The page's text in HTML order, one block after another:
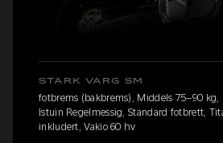
STARK VARG SM
fotbrems (bakbrems), Middels 75–90 kg,
Istuin Regelmessig, Standard fotbrett,
inkludert, Vakio 60 hv